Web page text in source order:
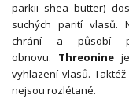
parkii shea butter)
suchých parití vlasů.
chrání a působí
obnovu. Threonineje
vyhlazení vlasů.
nejsou rozlétané.